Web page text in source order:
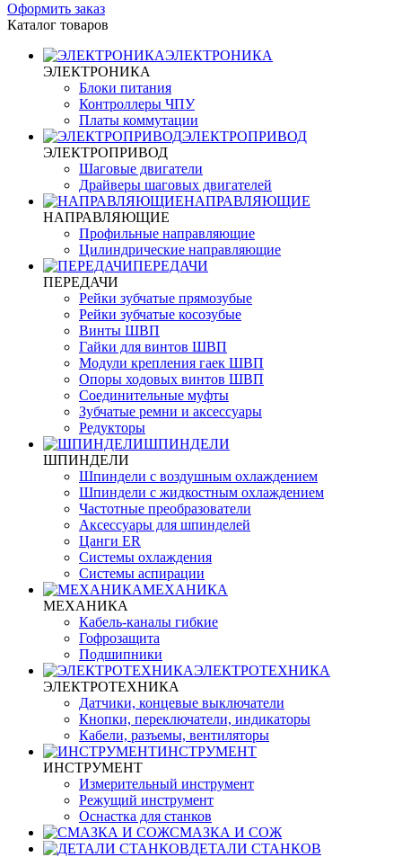
Оформить заказ
Каталог товаров
ЭЛЕКТРОНИКА
ЭЛЕКТРОНИКА
Блоки питания
Контроллеры ЧПУ
Платы коммутации
ЭЛЕКТРОПРИВОД
ЭЛЕКТРОПРИВОД
Шаговые двигатели
Драйверы шаговых двигателей
НАПРАВЛЯЮЩИЕ
НАПРАВЛЯЮЩИЕ
Профильные направляющие
Цилиндрические направляющие
ПЕРЕДАЧИ
ПЕРЕДАЧИ
Рейки зубчатые прямозубые
Рейки зубчатые косозубые
Винты ШВП
Гайки для винтов ШВП
Модули крепления гаек ШВП
Опоры ходовых винтов ШВП
Соединительные муфты
Зубчатые ремни и аксессуары
Редукторы
ШПИНДЕЛИ
ШПИНДЕЛИ
Шпиндели с воздушным охлаждением
Шпиндели с жидкостным охлаждением
Частотные преобразователи
Аксессуары для шпинделей
Цанги ER
Системы охлаждения
Системы аспирации
МЕХАНИКА
МЕХАНИКА
Кабель-каналы гибкие
Гофрозащита
Подшипники
ЭЛЕКТРОТЕХНИКА
ЭЛЕКТРОТЕХНИКА
Датчики, концевые выключатели
Кнопки, переключатели, индикаторы
Кабели, разъемы, вентиляторы
ИНСТРУМЕНТ
ИНСТРУМЕНТ
Измерительный инструмент
Режущий инструмент
Оснастка для станков
СМАЗКА И СОЖ
ДЕТАЛИ СТАНКОВ